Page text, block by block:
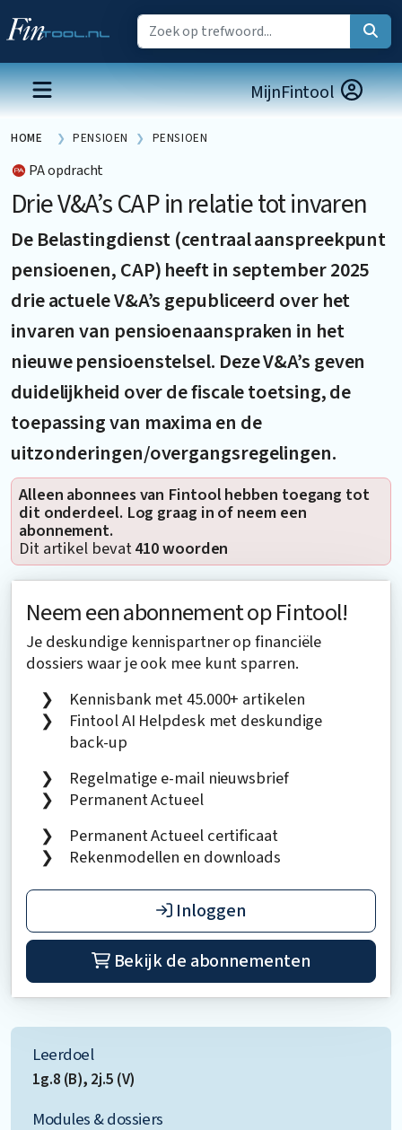
MijnFintool
HOME PENSIOEN PENSIOEN
PA opdracht
Drie V&A’s CAP in relatie tot invaren
De Belastingdienst (centraal aanspreekpunt
pensioenen, CAP) heeft in september 2025
drie actuele V&A’s gepubliceerd over het
invaren van pensioenaanspraken in het
nieuwe pensioenstelsel. Deze V&A’s geven
duidelijkheid over de fiscale toetsing, de
toepassing van maxima en de
uitzonderingen/overgangsregelingen.
Alleen abonnees van Fintool hebben toegang tot
dit onderdeel. Log graag in of neem een
abonnement.
Dit artikel bevat410 woorden
Neem een abonnement op Fintool!
Je deskundige kennispartner op financiële
dossiers waar je ook mee kunt sparren.
Kennisbank met 45.000+ artikelen
Fintool AI Helpdesk met deskundige
back-up
Regelmatige e-mail nieuwsbrief
Permanent Actueel
Permanent Actueel certificaat
Rekenmodellen en downloads
Inloggen
Bekijk de abonnementen
Leerdoel
1g.8 (B), 2j.5 (V)
Modules & dossiers